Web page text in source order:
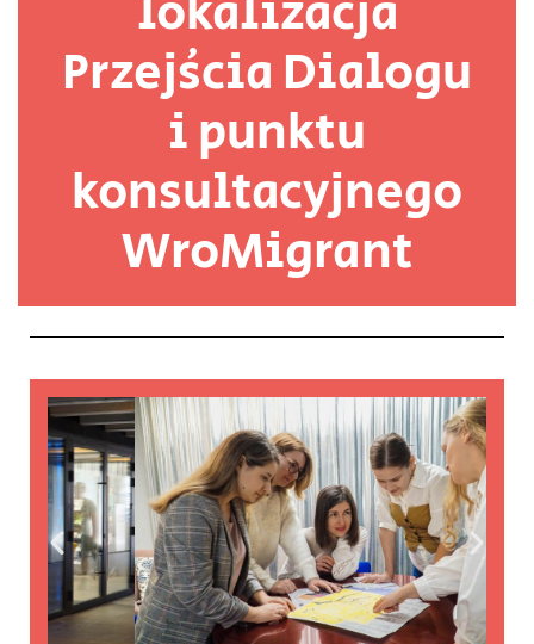
Przejścia Dialogu
i punktu
konsultacyjnego
WroMigrant